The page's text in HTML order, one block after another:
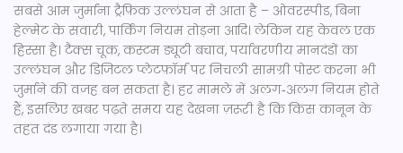
सबसे आम जुर्माना ट्रैफ़िक उल्लंघन से आता है – ओवरस्पीड, बिना
हेल्मेट के सवारी, पार्किंग नियम तोड़ना आदि। लेकिन यह केवल एक
हिस्सा है। टैक्स चूक, कस्टम ड्यूटी बचाव, पर्यावरणीय मानदंडों का
उल्लंघन और डिजिटल प्लेटफ़ॉर्म पर निचली सामग्री पोस्ट करना भी
जुर्माने की वजह बन सकता है। हर मामले में अलग‑अलग नियम होते
हैं, इसलिए खबर पढ़ते समय यह देखना ज़रूरी है कि किस कानून के
तहत दंड लगाया गया है।